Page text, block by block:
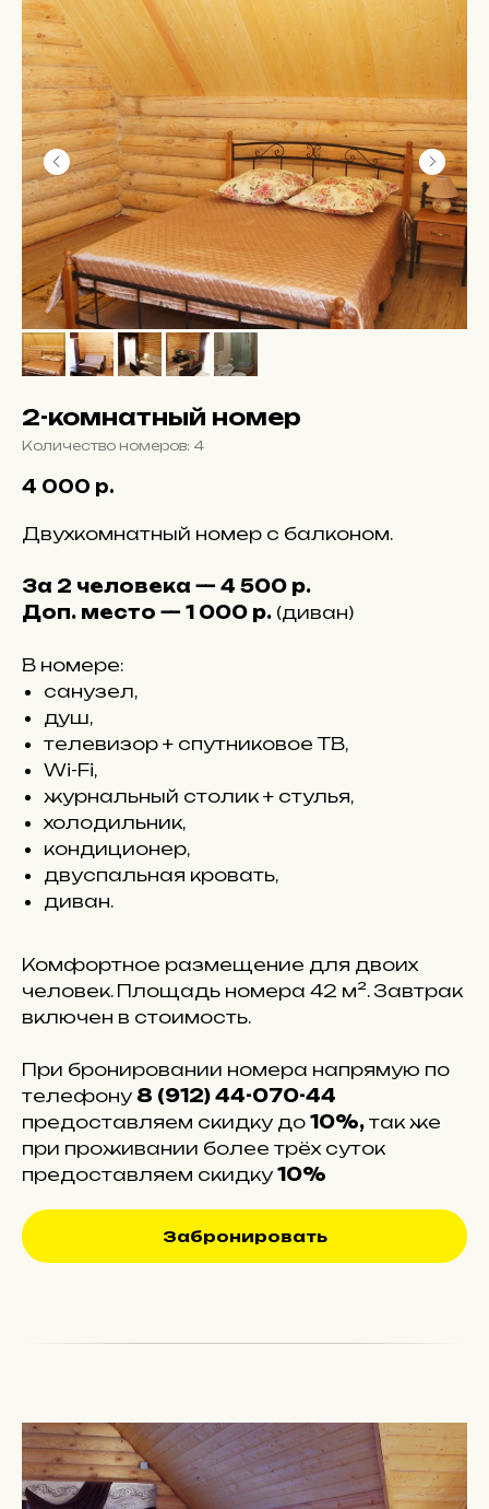
2-комнатный номер
Количество номеров: 4
4 000 р.
Двухкомнатный номер с балконом.
За 2 человека — 4 500 р.
Доп. место — 1 000 р. (диван)
В номере:
санузел,
душ,
телевизор + спутниковое ТВ,
Wi-Fi,
журнальный столик + стулья,
холодильник,
кондиционер,
двуспальная кровать,
диван.
Комфортное размещение для двоих
человек. Площадь номера 42 м². Завтрак
включен в стоимость.
При бронировании номера напрямую по
телефону 8 (912) 44-070-44
предоставляем скидку до 10%, так же
при проживании более трёх суток
предоставляем скидку 10%
Забронировать